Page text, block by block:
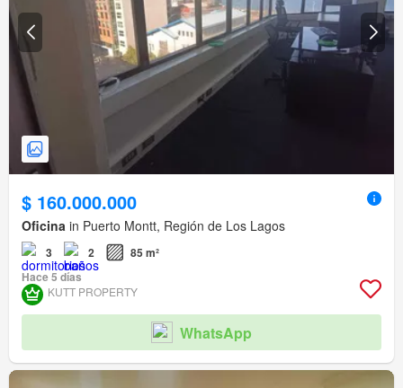
$ 160.000.000
Oficina in Puerto Montt, Región de Los Lagos
3 2
85 m²
Hace 5 días
KUTT PROPERTY
WhatsApp